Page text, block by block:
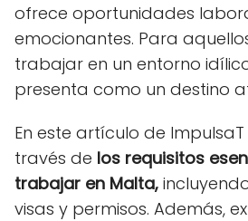
ofrece oportunidades
emocionantes. Para
trabajar en un entorno
presenta como un destino
En este artículo de
través de los requisitos
trabajar en Malta,
visas y permisos. Además,